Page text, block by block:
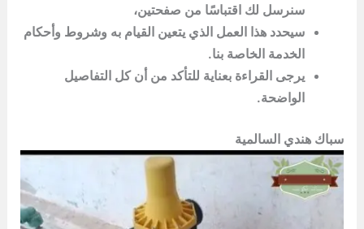
سنرسل لك اقتباسًا من صفحتين،
سيحدد هذا العمل الذي يتعين القيام به وشروط وأحكام
الخدمة الخاصة بنا.
يرجى القراءة بعناية للتأكد من أن كل التفاصيل
الواضحة.
سباك هندي السالمية